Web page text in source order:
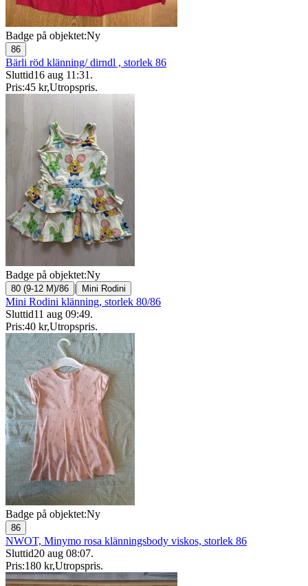
Badge på objektet:Ny
86
Bärli röd klänning/ dirndl , storlek 86
Sluttid16 aug 11:31 .
Pris:45 kr,Utropspris.
Badge på objektet:Ny
80 (9-12 M)/86 | Mini Rodini
Mini Rodini klänning, storlek 80/86
Sluttid11 aug 09:49.
Pris:40 kr,Utropspris.
Badge på objektet:Ny
86
NWOT, Minymo rosa klänningsbody viskos, storlek 86
Sluttid20 aug 08:07.
Pris:180 kr,Utropspris.